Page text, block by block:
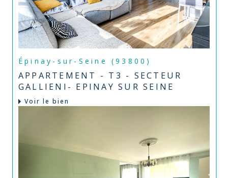
Épinay-sur-Seine (93800)
APPARTEMENT - T3 - SECTEUR
GALLIENI- EPINAY SUR SEINE
Voir le bien